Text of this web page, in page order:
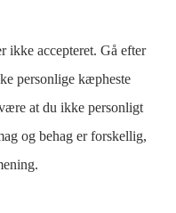
ikke accepteret. Gå efter
personlige kæpheste
at du ikke personligt
og behag er forskellig,